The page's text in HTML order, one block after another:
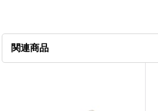
関連商品